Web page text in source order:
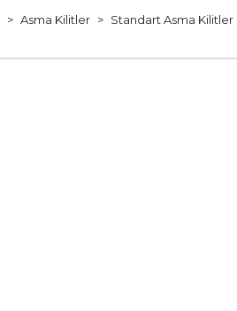
Asma Kilitler Standart Asma Kilitler